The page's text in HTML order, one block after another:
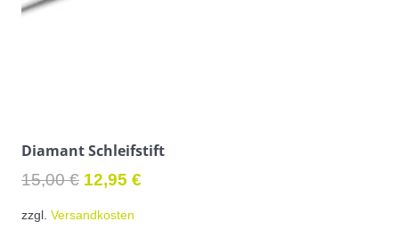
Diamant Schleifstift
15,00€ Ursprünglicher
war:
12,95 €
zzgl. Versandkosten